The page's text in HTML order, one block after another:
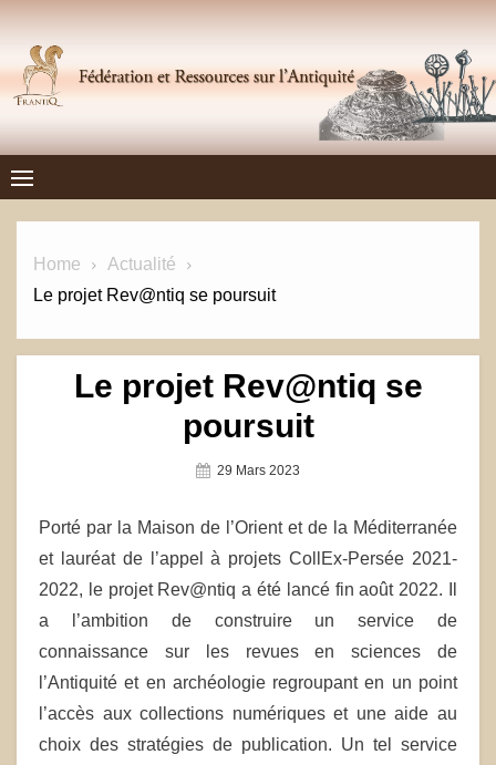
content
Frantiq
FÉDÉRATION ET RESSOURCES SUR L'ANTIQUITÉ
Home
Actualité
Le projet Rev@ntiq se poursuit
Le projet Rev@ntiq se
poursuit
Posted
29 Mars 2023
Porté par la Maison de l’Orient et de la Méditerranée
et lauréat de l’appel à projets CollEx-Persée 2021-
2022, le projet Rev@ntiq a été lancé fin août 2022. Il
a l’ambition de construire un service de
connaissance sur les revues en sciences de
l’Antiquité et en archéologie regroupant en un point
l’accès aux collections numériques et une aide au
choix des stratégies de publication. Un tel service